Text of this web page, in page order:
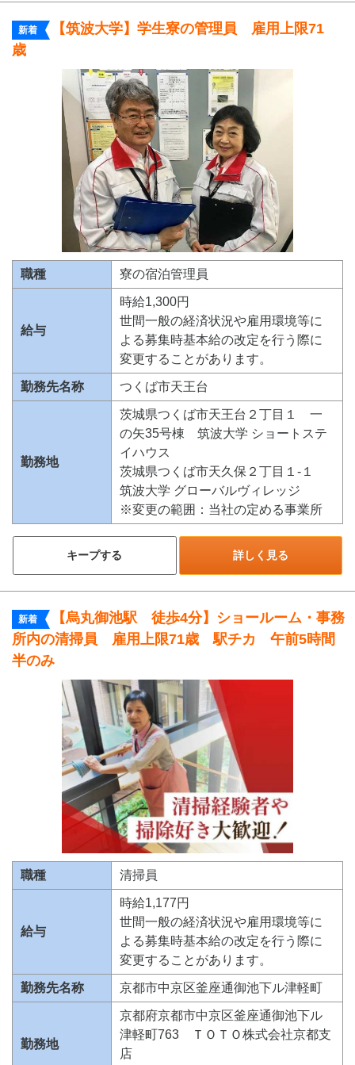
新着
【筑波大学】学生寮の管理員 雇用上限71
歳
職種 寮の宿泊管理員
給与
時給1,300円
世間一般の経済状況や雇用環境等に
よる募集時基本給の改定を行う際に
変更することがあります。
勤務先名称 つくば市天王台
勤務地
茨城県つくば市天王台２丁目１ 一
の矢35号棟 筑波大学 ショートステ
イハウス
茨城県つくば市天久保２丁目１-１
筑波大学 グローバルヴィレッジ
※変更の範囲：当社の定める事業所
キープする 詳しく見る
新着
【烏丸御池駅 徒歩4分】ショールーム・事務
所内の清掃員 雇用上限71歳 駅チカ 午前5時間
半のみ
職種 清掃員
給与
時給1,177円
世間一般の経済状況や雇用環境等に
よる募集時基本給の改定を行う際に
変更することがあります。
勤務先名称 京都市中京区釜座通御池下ル津軽町
勤務地
京都府京都市中京区釜座通御池下ル
津軽町763 ＴＯＴＯ株式会社京都支
店